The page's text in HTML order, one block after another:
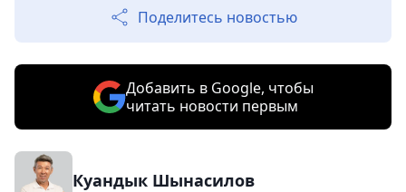
Поделитесь новостью
Добавить в Google, чтобы
читать новости первым
Куандык Шынасилов